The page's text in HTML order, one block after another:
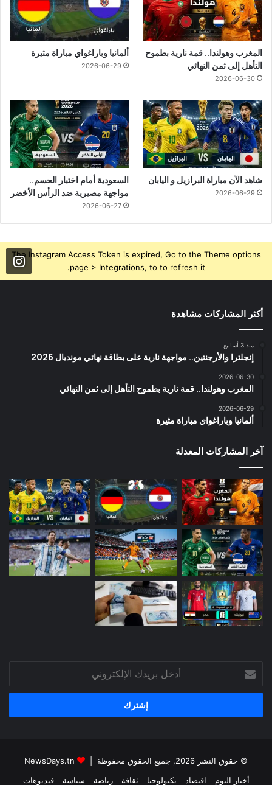
المغرب وهولندا.. قمة نارية بطموح
التأهل إلى ثمن النهائي
2026-06-30
ألمانيا وباراغواي مباراة مثيرة
2026-06-29
شاهد الآن مباراة البرازيل و اليابان
2026-06-29
السعودية أمام اختبار الحسم..
مواجهة مصيرية ضد الرأس الأخضر
2026-06-27
The Instagram Access Token is expired, Go to the Theme options
page > Integrations, to to refresh it.
أكثر المشاركات مشاهدة
منذ 3 أسابيع
إنجلترا والأرجنتين.. مواجهة نارية على بطاقة نهائي مونديال 2026
2026-06-30
المغرب وهولندا.. قمة نارية بطموح التأهل إلى ثمن النهائي
2026-06-29
ألمانيا وباراغواي مباراة مثيرة
آخر المشاركات المعدلة
بريدك
الإلكتروني
© حقوق النشر 2026, جميع الحقوق محفوظة |
أخبار اليوم
اقتصاد تكنولوجيا ثقافة رياضة سياسة فيديوهات